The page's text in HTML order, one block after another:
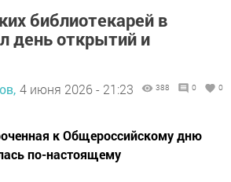
библиотекарей в
день открытий и
4 июня 2026 - 21:23 388 0 0
к Общероссийскому дню
по-настоящему